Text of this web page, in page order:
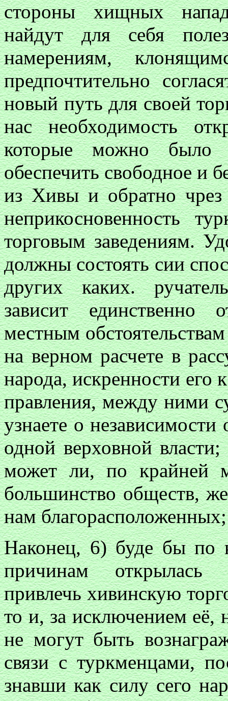
стороны хищных
найдут для себя
намерениям,
предпочтительно
новый путь для своей
нас необходимость
которые можно было
обеспечить свободное и
из Хивы и обратно чрез
неприкосновенность
торговым заведениям.
должны состоять сии
других каких.
зависит единственно
местным
на верном расчете в
народа, искренности его
правления, между ними
узнаете о
одной верховной
может ли, по крайней
большинство обществ,
нам благорасположенных;
Наконец, 6) буде бы по
причинам открылась
привлечь хивинскую
то и, за исключением
не могут быть
связи с туркменцами,
знавши как силу сего